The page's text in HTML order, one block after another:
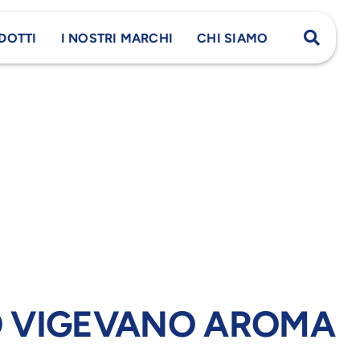
I NOSTRI MARCHI CHI SIAMO
AROMA